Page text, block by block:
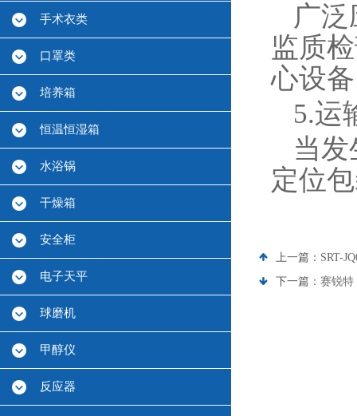
手术衣类
口罩类
培养箱
恒温恒湿箱
水浴锅
干燥箱
安全柜
电子天平
球磨机
甲醇仪
反应器
广
监质
心设
5.运
当
定位
上一篇： SRT-
下一篇： 赛锐特